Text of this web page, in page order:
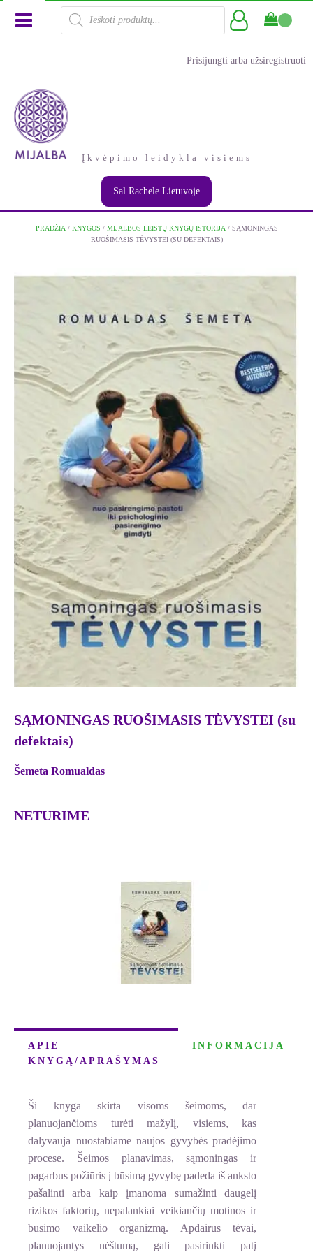
Products
search
Prisijungti arba užsiregistruoti
Įkvėpimo leidykla visiems
Sal Rachele Lietuvoje
PRADŽIA / KNYGOS / MIJALBOS LEISTŲ KNYGŲ ISTORIJA / SĄMONINGAS
RUOŠIMASIS TĖVYSTEI (SU DEFEKTAIS)
SĄMONINGAS RUOŠIMASIS TĖVYSTEI (su
defektais)
Šemeta Romualdas
NETURIME
APIE
KNYGĄ/APRAŠYMAS
INFORMACIJA
Ši knyga skirta visoms šeimoms, dar
planuojančioms turėti mažylį, visiems, kas
dalyvauja nuostabiame naujos gyvybės pradėjimo
procese. Šeimos planavimas, sąmoningas ir
pagarbus požiūris į būsimą gyvybę padeda iš anksto
pašalinti arba kaip įmanoma sumažinti daugelį
rizikos faktorių, nepalankiai veikiančių motinos ir
būsimo vaikelio organizmą. Apdairūs tėvai,
planuojantys nėštumą, gali pasirinkti patį